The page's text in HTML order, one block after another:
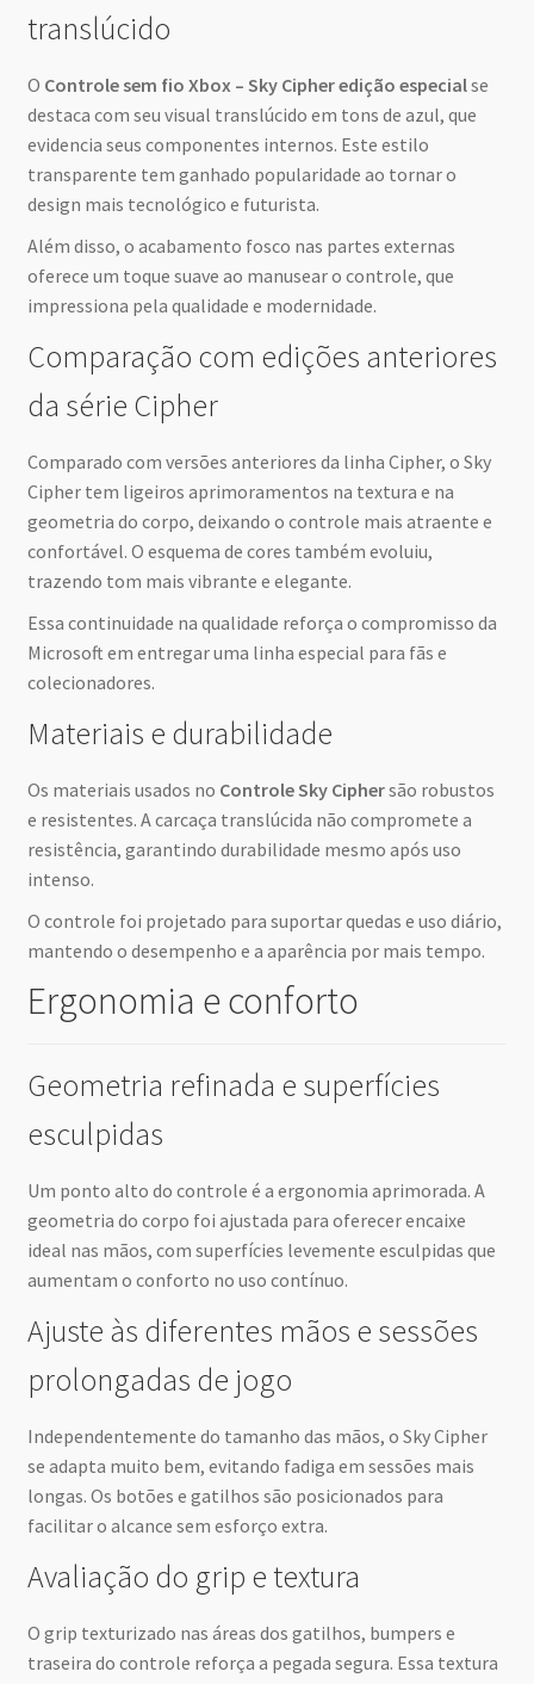
translúcido
O Controle sem fio Xbox – Sky Cipher edição especialse
destaca com seu visual translúcido em tons de azul, que
evidencia seus componentes internos. Este estilo
transparente tem ganhado popularidade ao tornar o
design mais tecnológico e futurista.
Além disso, o acabamento fosco nas partes externas
oferece um toque suave ao manusear o controle, que
impressiona pela qualidade e modernidade.
Comparação com edições anteriores
da série Cipher
Comparado com versões anteriores da linha Cipher, o Sky
Cipher tem ligeiros aprimoramentos na textura e na
geometria do corpo, deixando o controle mais atraente e
confortável. O esquema de cores também evoluiu,
trazendo tom mais vibrante e elegante.
Essa continuidade na qualidade reforça o compromisso da
Microsoft em entregar uma linha especial para fãs e
colecionadores.
Materiais e durabilidade
Os materiais usados no Controle Sky Ciphersão robustos
e resistentes. A carcaça translúcida não compromete a
resistência, garantindo durabilidade mesmo após uso
intenso.
O controle foi projetado para suportar quedas e uso diário,
mantendo o desempenho e a aparência por mais tempo.
Ergonomia e conforto
Geometria refinada e superfícies
esculpidas
Um ponto alto do controle é a ergonomia aprimorada. A
geometria do corpo foi ajustada para oferecer encaixe
ideal nas mãos, com superfícies levemente esculpidas que
aumentam o conforto no uso contínuo.
Ajuste às diferentes mãos e sessões
prolongadas de jogo
Independentemente do tamanho das mãos, o Sky Cipher
se adapta muito bem, evitando fadiga em sessões mais
longas. Os botões e gatilhos são posicionados para
facilitar o alcance sem esforço extra.
Avaliação do grip e textura
O grip texturizado nas áreas dos gatilhos, bumpers e
traseira do controle reforça a pegada segura. Essa textura